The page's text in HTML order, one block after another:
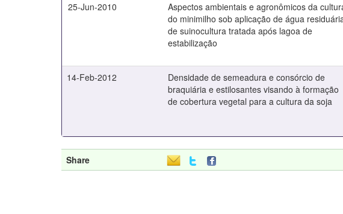
25-Jun-2010
Aspectos ambientais e agronômicos da
do minimilho sob aplicação de água
de suinocultura tratada após lagoa de
estabilização
14-Feb-2012
Densidade de semeadura e consórcio de
braquiária e estilosantes visando à formação
de cobertura vegetal para a cultura da soja
Share